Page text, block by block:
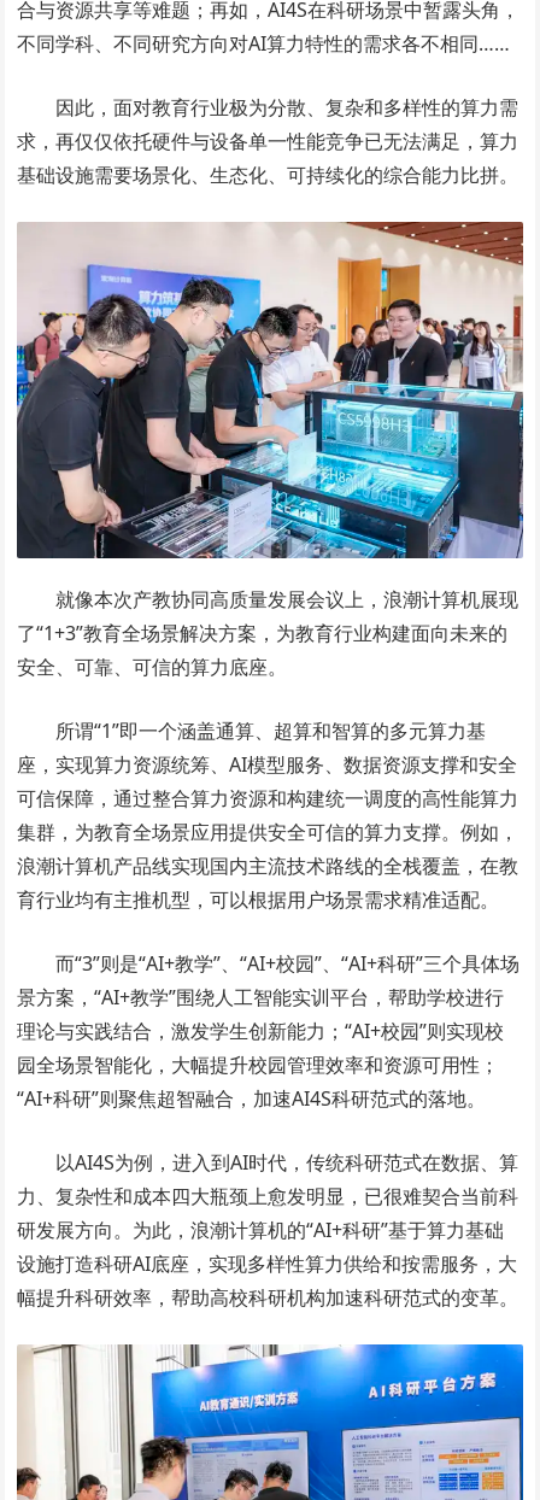
合与资源共享等难题；再如，AI4S在科研场景中暂露头角，
不同学科、不同研究方向对AI算力特性的需求各不相同……
因此，面对教育行业极为分散、复杂和多样性的算力需
求，再仅仅依托硬件与设备单一性能竞争已无法满足，算力
基础设施需要场景化、生态化、可持续化的综合能力比拼。
就像本次产教协同高质量发展会议上，浪潮计算机展现
了“1+3”教育全场景解决方案，为教育行业构建面向未来的
安全、可靠、可信的算力底座。
所谓“1”即一个涵盖通算、超算和智算的多元算力基
座，实现算力资源统筹、AI模型服务、数据资源支撑和安全
可信保障，通过整合算力资源和构建统一调度的高性能算力
集群，为教育全场景应用提供安全可信的算力支撑。例如，
浪潮计算机产品线实现国内主流技术路线的全栈覆盖，在教
育行业均有主推机型，可以根据用户场景需求精准适配。
而“3”则是“AI+教学”、“AI+校园”、“AI+科研”三个具体场
景方案，“AI+教学”围绕人工智能实训平台，帮助学校进行
理论与实践结合，激发学生创新能力；“AI+校园”则实现校
园全场景智能化，大幅提升校园管理效率和资源可用性；
“AI+科研”则聚焦超智融合，加速AI4S科研范式的落地。
以AI4S为例，进入到AI时代，传统科研范式在数据、算
力、复杂性和成本四大瓶颈上愈发明显，已很难契合当前科
研发展方向。为此，浪潮计算机的“AI+科研”基于算力基础
设施打造科研AI底座，实现多样性算力供给和按需服务，大
幅提升科研效率，帮助高校科研机构加速科研范式的变革。